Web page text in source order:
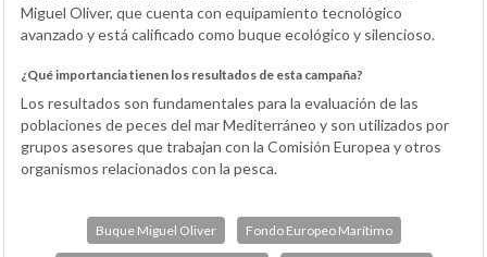
Miguel Oliver, que cuenta con equipamiento tecnológico
avanzado y está calificado como buque ecológico y silencioso.
¿Qué importancia tienen los resultados de esta campaña?
Los resultados son fundamentales para la evaluación de las
poblaciones de peces del mar Mediterráneo y son utilizados por
grupos asesores que trabajan con la Comisión Europea y otros
organismos relacionados con la pesca.
Buque Miguel Oliver Fondo Europeo Marítimo